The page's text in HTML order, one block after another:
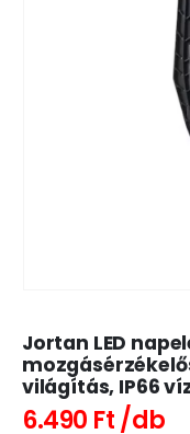
Jortan LED
világítás, IP66
6.490 Ft